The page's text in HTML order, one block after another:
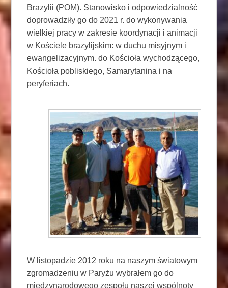
Brazylii (POM). Stanowisko i odpowiedzialność
doprowadziły go do 2021 r. do wykonywania
wielkiej pracy w zakresie koordynacji i animacji
w Kościele brazylijskim: w duchu misyjnym i
ewangelizacyjnym. do Kościoła wychodzącego,
Kościoła pobliskiego, Samarytanina i na
peryferiach.
W listopadzie 2012 roku na naszym światowym
zgromadzeniu w Paryżu wybrałem go do
międzynarodowego zespołu naszej wspólnoty